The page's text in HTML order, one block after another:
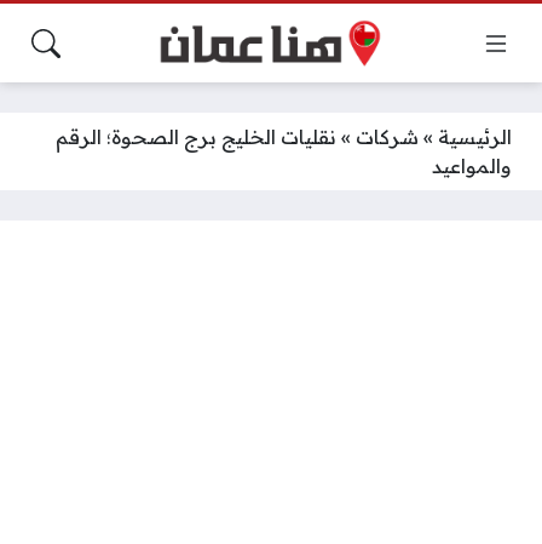
الرئيسية » شركات » نقليات الخليج برج الصحوة؛ الرقم
والمواعيد